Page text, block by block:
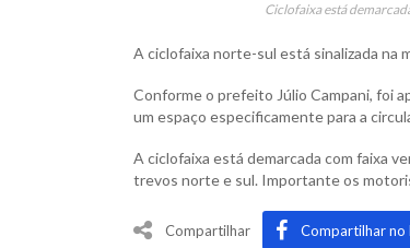
Ciclofaixa está
A ciclofaixa norte-sul está sinalizada na
Conforme o prefeito Júlio Campani, foi
um espaço especificamente para a
A ciclofaixa está demarcada com faixa
trevos norte e sul. Importante os
Compartilhar Compartilhar no